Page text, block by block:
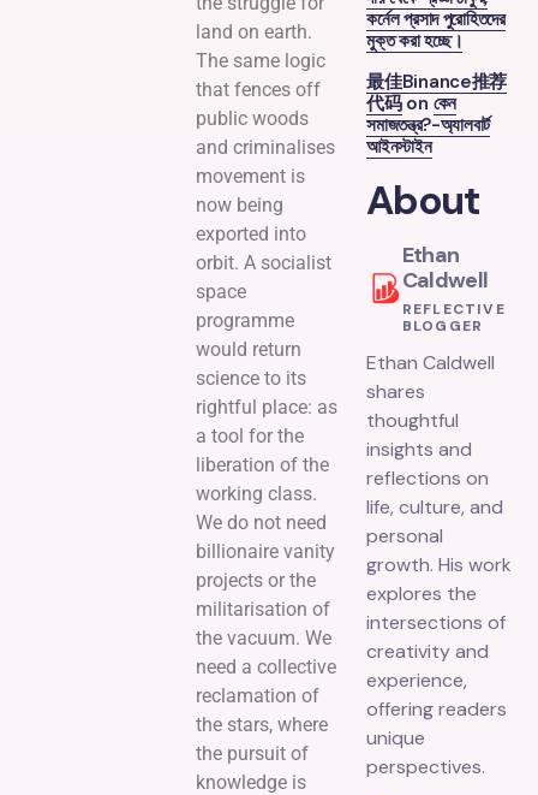
land on earth.
The same logic
that fences off
public woods
and criminalises
movement is
now being
exported into
orbit. A socialist
space
programme
would return
science to its
rightful place: as
a tool for the
liberation of the
working class.
We do not need
billionaire vanity
projects or the
militarisation of
the vacuum. We
need a collective
reclamation of
the stars, where
the pursuit of
knowledge is
কর্নেল প্রসাদ পুরোহিতদের
মুক্ত করা হচ্ছে।
最佳Binance推荐
代码on কেন
সমাজতন্ত্র?-অ্যালবার্ট
আইনস্টাইন
About
Ethan
Caldwell
REFLECTIVE
BLOGGER
Ethan Caldwell
shares
thoughtful
insights and
reflections on
life, culture, and
personal
growth. His work
explores the
intersections of
creativity and
experience,
offering readers
unique
perspectives.